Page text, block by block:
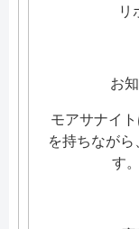
リ
お
モアサナイ
を持ちなが
す。